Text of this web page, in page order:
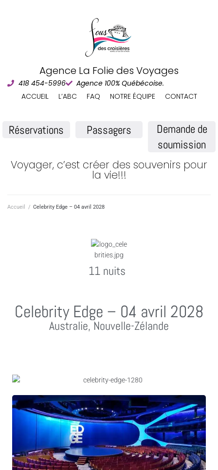
Agence La Folie des Voyages
418 454-5996
Agence 100% Québécoise.
ACCUEIL
L’ABC FAQ NOTRE ÉQUIPE CONTACT
Réservations Passagers
Demande de
soumission
Voyager, c’est créer des souvenirs pour
la vie!!!
Accueil / Celebrity Edge – 04 avril 2028
11 nuits
Celebrity Edge – 04 avril 2028
Australie, Nouvelle-Zélande